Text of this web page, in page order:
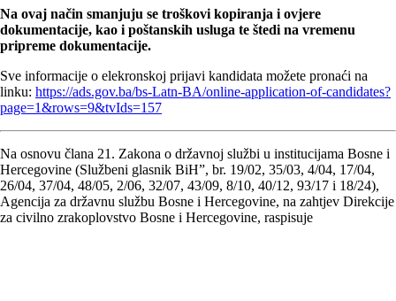
Na ovaj način smanjuju se troškovi kopiranja i ovjere
dokumentacije, kao i poštanskih usluga te štedi na vremenu
pripreme dokumentacije.
Sve informacije o elekronskoj prijavi kandidata možete pronaći na
linku: https://ads.gov.ba/bs-Latn-BA/online-application-of-candidates?
page=1&rows=9&tvIds=157
Na osnovu člana 21. Zakona o državnoj službi u institucijama Bosne i
Hercegovine (Službeni glasnik BiH”, br. 19/02, 35/03, 4/04, 17/04,
26/04, 37/04, 48/05, 2/06, 32/07, 43/09, 8/10, 40/12, 93/17 i 18/24),
Agencija za državnu službu Bosne i Hercegovine, na zahtjev Direkcije
za civilno zrakoplovstvo Bosne i Hercegovine, raspisuje